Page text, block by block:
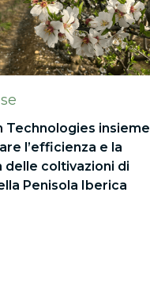
Technologies insieme
l’efficienza e la
delle coltivazioni di
Penisola Iberica